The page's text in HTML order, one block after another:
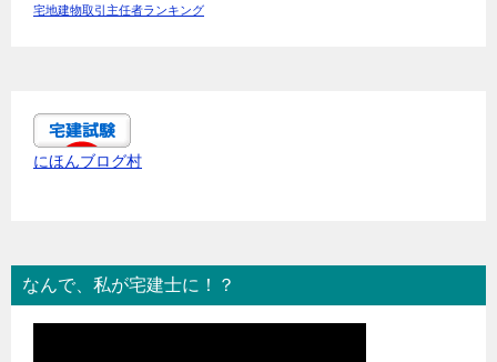
宅地建物取引主任者ランキング
にほんブログ村
なんで、私が宅建士に！？